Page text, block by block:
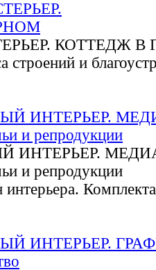
КОТТЕДЖ В
строений и
и репродукции